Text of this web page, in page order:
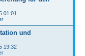
01:01
und
19:32